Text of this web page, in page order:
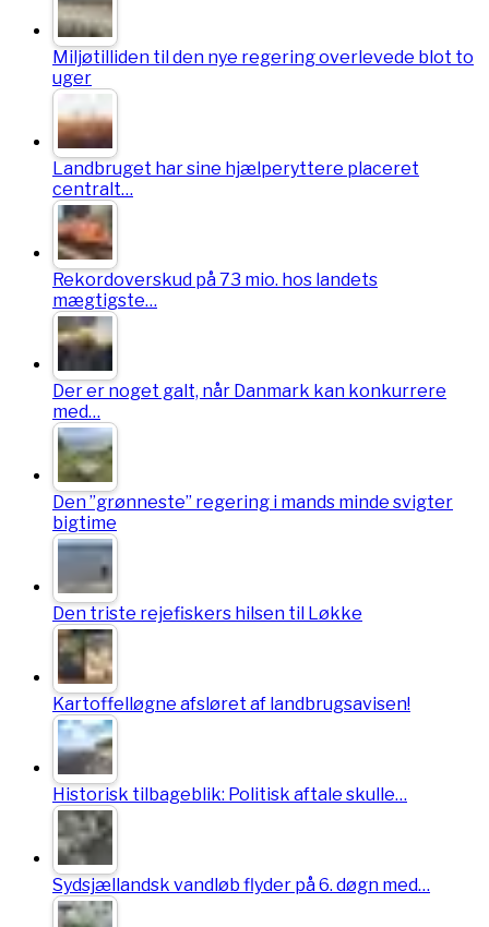
Miljøtilliden til den nye regering overlevede blot to
uger
Landbruget har sine hjælperyttere placeret
centralt…
Rekordoverskud på 73 mio. hos landets
mægtigste…
Der er noget galt, når Danmark kan konkurrere
med…
Den ”grønneste” regering i mands minde svigter
bigtime
Den triste rejefiskers hilsen til Løkke
Kartoffelløgne afsløret af landbrugsavisen!
Historisk tilbageblik: Politisk aftale skulle…
Sydsjællandsk vandløb flyder på 6. døgn med…